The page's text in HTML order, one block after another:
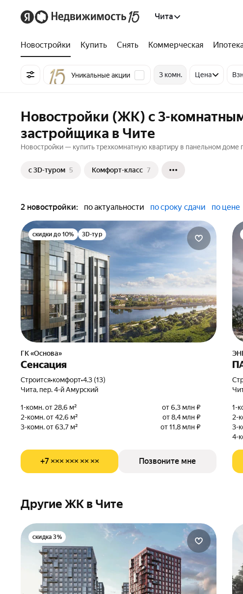
Чита
Новостройки Купить Снять Коммерческая
Уникальные акции 3 комн. Цена
Новостройки (ЖК) с 3-
застройщика в Чите
Новостройки — купить трехкомнатную квартиру в панельном
c 3D-туром 5 Комфорт-класс 7
2 новостройки: по актуальности по сроку сдачи по цене
скидки до 10% 3D-тур
ГК «Основа»
Сенсация
Строится•комфорт•4.3 (13)
Чита, пер. 4-й Амурский
1-комн. от 28,6 м²
от 6,3 млн ₽
2-комн. от 42,6 м²
от 8,4 млн ₽
3-комн. от 63,7 м²
от 11,8 млн ₽
+7 ××× ××× ×× ×× Позвоните мне
1-
2-
3-
4-
Другие ЖК в Чите
скидка 3%